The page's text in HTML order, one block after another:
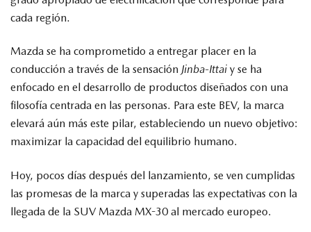
cada región.
Mazda se ha comprometido a entregar placer en la
conducción a través de la sensación Jinba-Ittai y se ha
enfocado en el desarrollo de productos diseñados con una
filosofía centrada en las personas. Para este BEV, la marca
elevará aún más este pilar, estableciendo un nuevo objetivo:
maximizar la capacidad del equilibrio humano.
Hoy, pocos días después del lanzamiento, se ven cumplidas
las promesas de la marca y superadas las expectativas con la
llegada de la SUV Mazda MX-30 al mercado europeo.